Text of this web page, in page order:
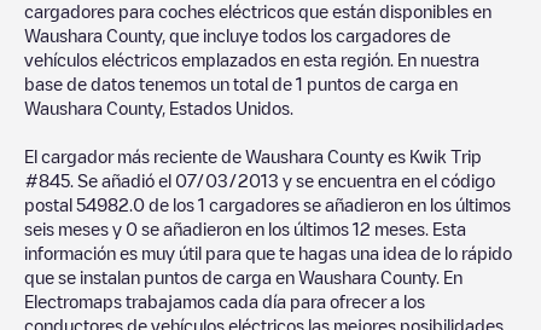
cargadores para coches eléctricos que están disponibles en
Waushara County, que incluye todos los cargadores de
vehículos eléctricos emplazados en esta región. En nuestra
base de datos tenemos un total de 1 puntos de carga en
Waushara County, Estados Unidos
El cargador más reciente de Waushara County es Kwik Trip
#845 . Se añadió el 07/03/2013 y se encuentra en el código
postal 54982 0 de los 1 cargadores se añadieron en los últimos
seis meses y 0 se añadieron en los últimos 12 meses. Esta
información es muy útil para que te hagas una idea de lo rápido
que se instalan puntos de carga en Waushara County. En
Electromaps trabajamos cada día para ofrecer a los
conductores de vehículos eléctricos las mejores posibilidades